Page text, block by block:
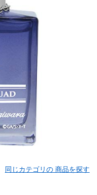
同じカテゴリの 商品を探す